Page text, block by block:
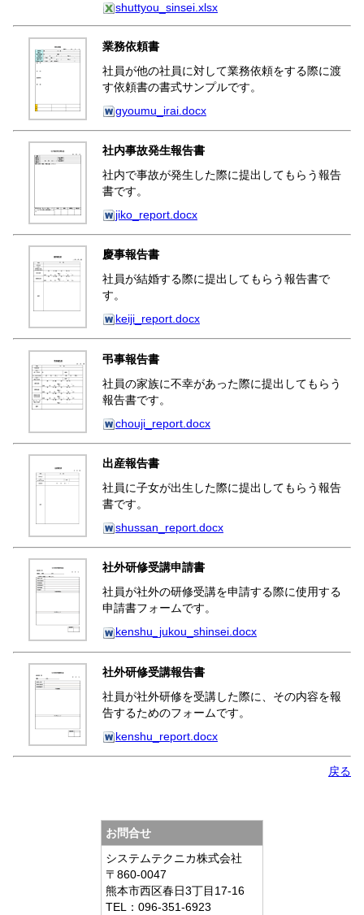
shuttyou_sinsei.xlsx
業務依頼書
社員が他の社員に対して業務依頼をする際に渡
す依頼書の書式サンプルです。
gyoumu_irai.docx
社内事故発生報告書
社内で事故が発生した際に提出してもらう報告
書です。
jiko_report.docx
慶事報告書
社員が結婚する際に提出してもらう報告書で
す。
keiji_report.docx
弔事報告書
社員の家族に不幸があった際に提出してもらう
報告書です。
chouji_report.docx
出産報告書
社員に子女が出生した際に提出してもらう報告
書です。
shussan_report.docx
社外研修受講申請書
社員が社外の研修受講を申請する際に使用する
申請書フォームです。
kenshu_jukou_shinsei.docx
社外研修受講報告書
社員が社外研修を受講した際に、その内容を報
告するためのフォームです。
kenshu_report.docx
戻る
お問合せ
システムテクニカ株式会社
〒860-0047
熊本市西区春日3丁目17-16
TEL：096-351-6923